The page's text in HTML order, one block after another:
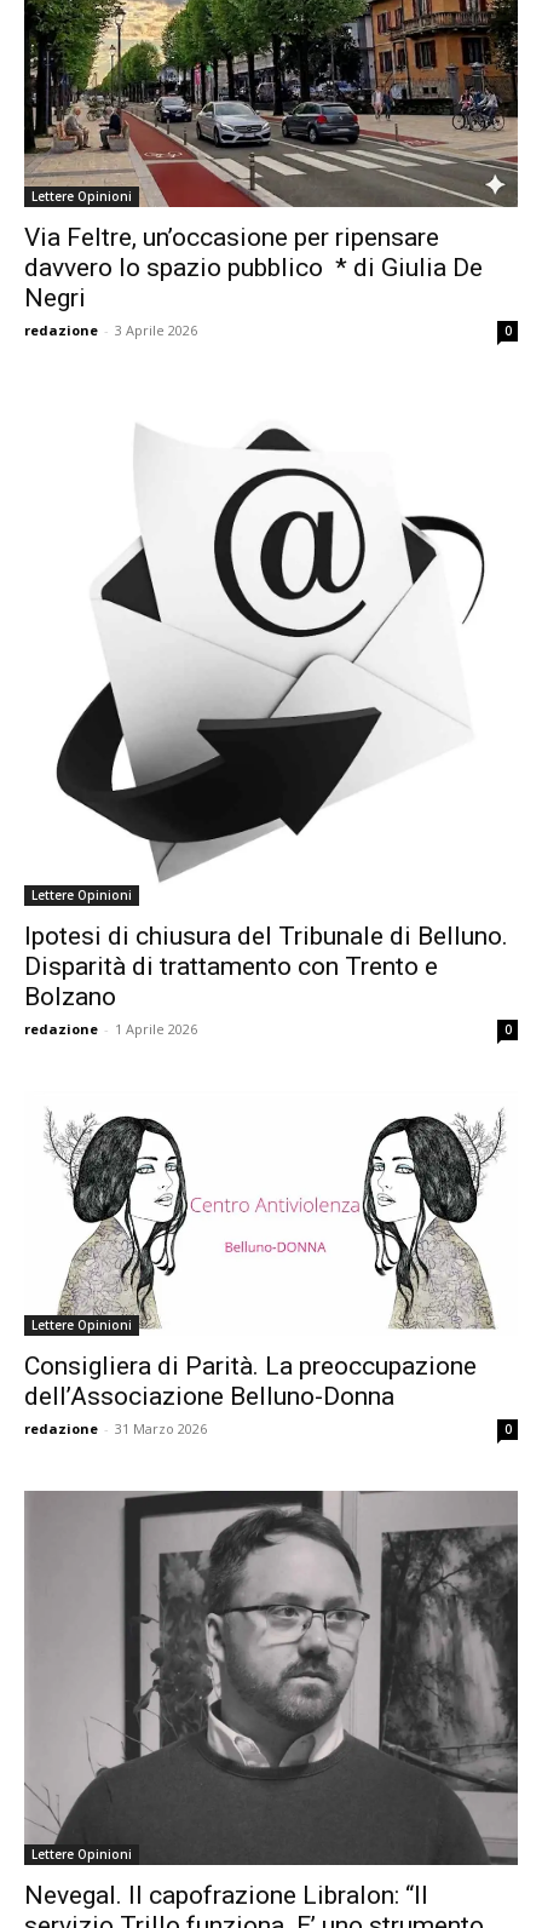
Lettere Opinioni
Via Feltre, un’occasione per ripensare
davvero lo spazio pubblico * di Giulia De
Negri
redazione - 3 Aprile 2026 0
Lettere Opinioni
Ipotesi di chiusura del Tribunale di Belluno.
Disparità di trattamento con Trento e
Bolzano
redazione - 1 Aprile 2026 0
Lettere Opinioni
Consigliera di Parità. La preoccupazione
dell’Associazione Belluno-Donna
redazione - 31 Marzo 2026 0
Lettere Opinioni
Nevegal. Il capofrazione Libralon: “Il